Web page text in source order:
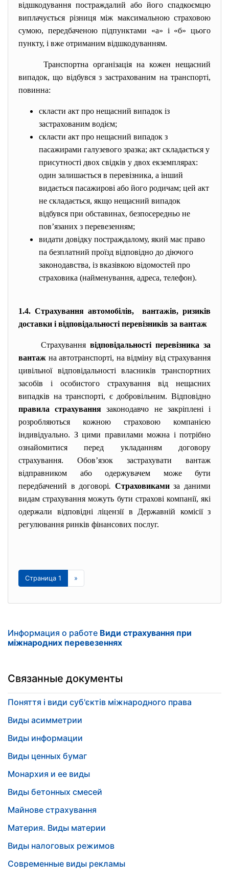
відшкодування постраждалий або його спадкоємцю
виплачується різниця між максимальною страховою
сумою, передбаченою підпунктами «а» і «б» цього
пункту, і вже отриманим відшкодуванням.
Транспортна організація на кожен нещасний
випадок, що відбувся з застрахованим на транспорті,
повинна:
скласти акт про нещасний випадок із
застрахованим водієм;
скласти акт про нещасний випадок з
пасажирами галузевого зразка; акт складається у
присутності двох свідків у двох екземплярах:
один залишається в перевізника, а інший
видається пасажирові або його родичам; цей акт
не складається, якщо нещасний випадок
відбувся при обставинах, безпосередньо не
пов’язаних з перевезенням;
видати довідку постраждалому, який має право
па безплатний проїзд відповідно до діючого
законодавства, із вказівкою відомостей про
страховика (найменування, адреса, телефон).
1.4. Страхування автомобілів, вантажів, ризиків
доставки і відповідальності перевізників за вантаж
Страхуваннявідповідальності перевізника за
вантаж на автотранспорті, на відміну від страхування
цивільної відповідальності власників транспортних
засобів і особистого страхування від нещасних
випадків на транспорті, є добровільним. Відповідно
правила страхування законодавчо не закріплені і
розробляються кожною страховою компанією
індивідуально. З цими правилами можна і потрібно
ознайомитися перед укладанням договору
страхування. Обов’язок застрахувати вантаж
відправником або одержувачем може бути
передбачений в договорі. Страховикамиза даними
видам страхування можуть бути страхові компанії, які
одержали відповідні ліцензії в Державній комісії з
регулювання ринків фінансових послуг.
Страница 1 »
Информация о работе Види страхування при
міжнародних перевезеннях
Связанные документы
Поняття і види суб'єктів міжнародного права
Виды асимметрии
Виды информации
Виды ценных бумаг
Монархия и ее виды
Виды бетонных смесей
Майнове страхування
Материя. Виды материи
Виды налоговых режимов
Современные виды рекламы